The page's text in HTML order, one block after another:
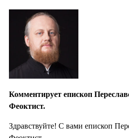
Комментирует епископ
Феоктист.
Здравствуйте! С вами епископ